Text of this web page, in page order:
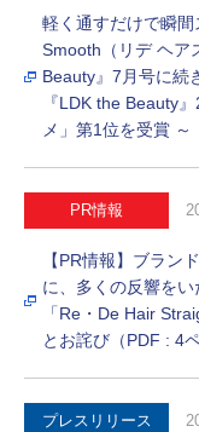
軽く通すだけで瞬
Smooth（リデ ヘア
Beauty』7月号に続
『LDK the Beauty
メ」第1位を受賞 ～
PR情報
【PR情報】ブラン
に、多くの反響をい
「Re・De Hair
とお詫び（PDF : 4
プレスリリース